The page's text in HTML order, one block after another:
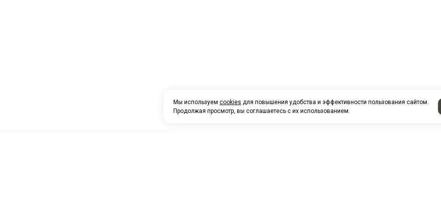
Мы используем cookies для повышения удобства и эффективности пользования сайтом.
Продолжая просмотр, вы соглашаетесь с их использованием.